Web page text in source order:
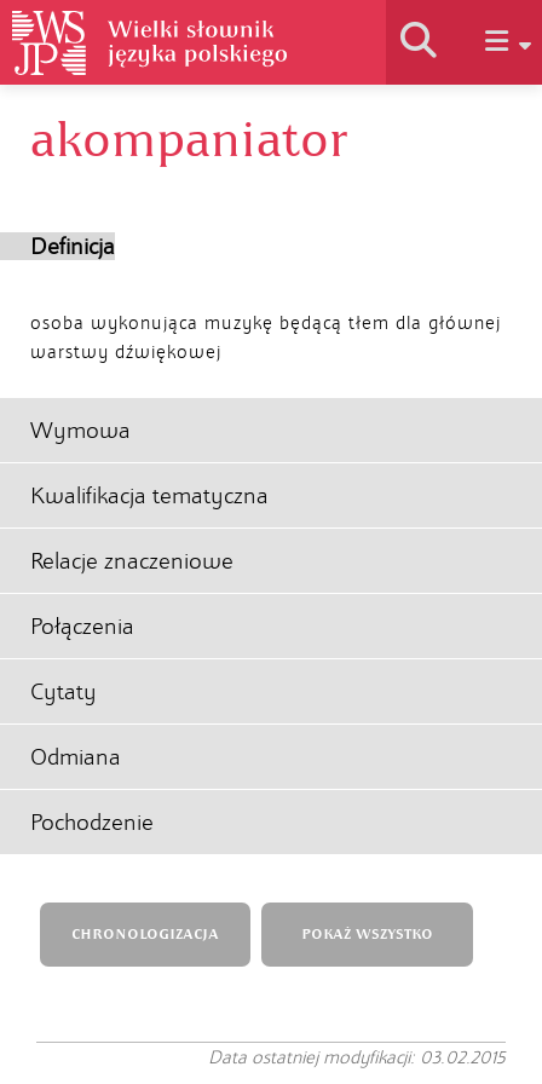
Historia słownika
akompaniator
Definicja
osoba wykonująca muzykę będącą tłem dla głównej
warstwy dźwiękowej
Wymowa
Kwalifikacja tematyczna
Relacje znaczeniowe
Połączenia
Cytaty
Odmiana
Pochodzenie
CHRONOLOGIZACJA POKAŻ WSZYSTKO
Data ostatniej modyfikacji: 03.02.2015